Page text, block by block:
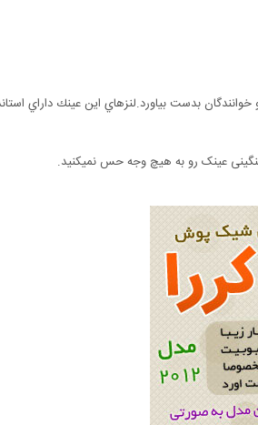
عینک رو به هیچ وجه حس نمیکنید.